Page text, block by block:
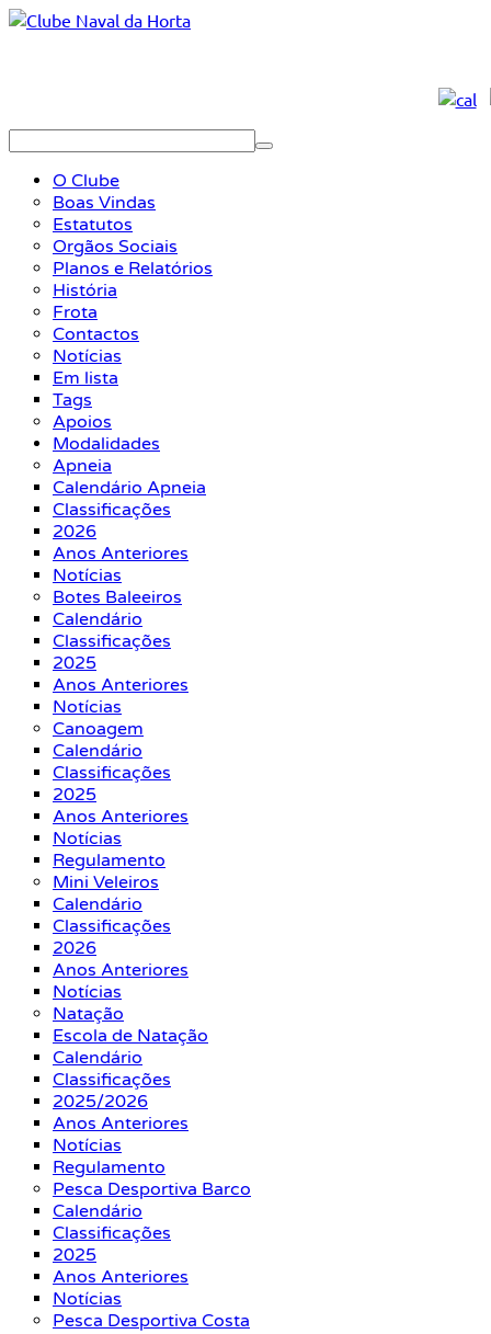
O Clube
Boas Vindas
Estatutos
Orgãos Sociais
Planos e Relatórios
História
Frota
Contactos
Notícias
Em lista
Tags
Apoios
Modalidades
Apneia
Calendário Apneia
Classificações
2026
Anos Anteriores
Notícias
Botes Baleeiros
Calendário
Classificações
2025
Anos Anteriores
Notícias
Canoagem
Calendário
Classificações
2025
Anos Anteriores
Notícias
Regulamento
Mini Veleiros
Calendário
Classificações
2026
Anos Anteriores
Notícias
Natação
Escola de Natação
Calendário
Classificações
2025/2026
Anos Anteriores
Notícias
Regulamento
Pesca Desportiva Barco
Calendário
Classificações
2025
Anos Anteriores
Notícias
Pesca Desportiva Costa